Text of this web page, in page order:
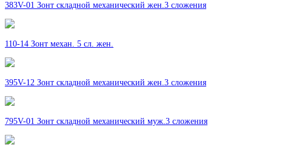
383V-01 Зонт складной механический жен.3 сложения
110-14 Зонт механ. 5 сл. жен.
395V-12 Зонт складной механический жен.3 сложения
795V-01 Зонт складной механический муж.3 сложения